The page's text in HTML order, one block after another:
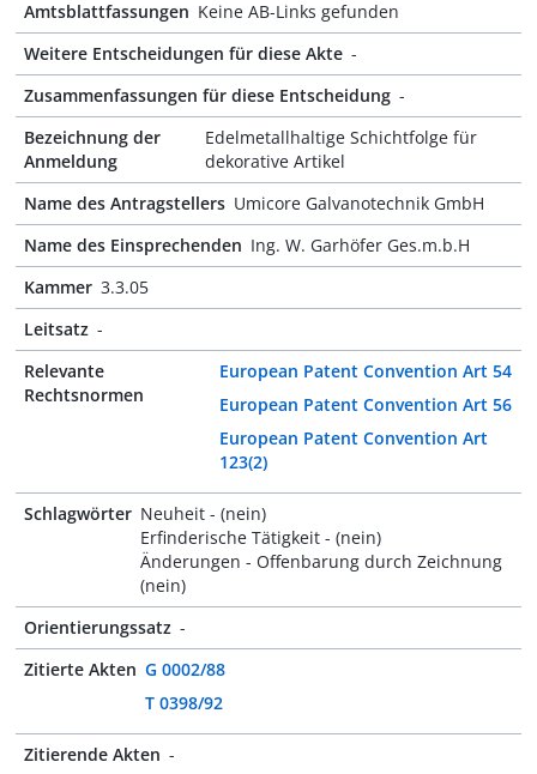
Amtsblattfassungen Keine AB-Links gefunden
Weitere Entscheidungen für diese Akte -
Zusammenfassungen für diese Entscheidung -
Bezeichnung der
Anmeldung
Edelmetallhaltige Schichtfolge für
dekorative Artikel
Name des Antragstellers Umicore Galvanotechnik GmbH
Name des Einsprechenden Ing. W. Garhöfer Ges.m.b.H
Kammer 3.3.05
Leitsatz -
Relevante
Rechtsnormen
European Patent Convention Art 54
European Patent Convention Art 56
European Patent Convention Art
123(2)
Schlagwörter Neuheit - (nein)
Erfinderische Tätigkeit - (nein)
Änderungen - Offenbarung durch Zeichnung
(nein)
Orientierungssatz -
Zitierte Akten G 0002/88
T 0398/92
Zitierende Akten -